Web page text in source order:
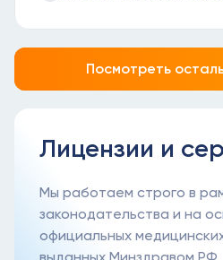
Посмотреть
Лицензии и
Мы работаем строго в
законодательства и на
официальных